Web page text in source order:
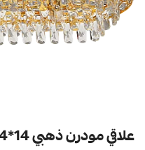
علاقي مودرن ذهبي E14*14 مقاس 1000*350 ملم